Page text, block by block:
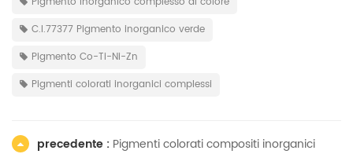
C.I.77377 Pigmento inorganico verde
Pigmento Co-Ti-Ni-Zn
Pigmenti colorati inorganici complessi
precedente : Pigmenti colorati compositi inorganici